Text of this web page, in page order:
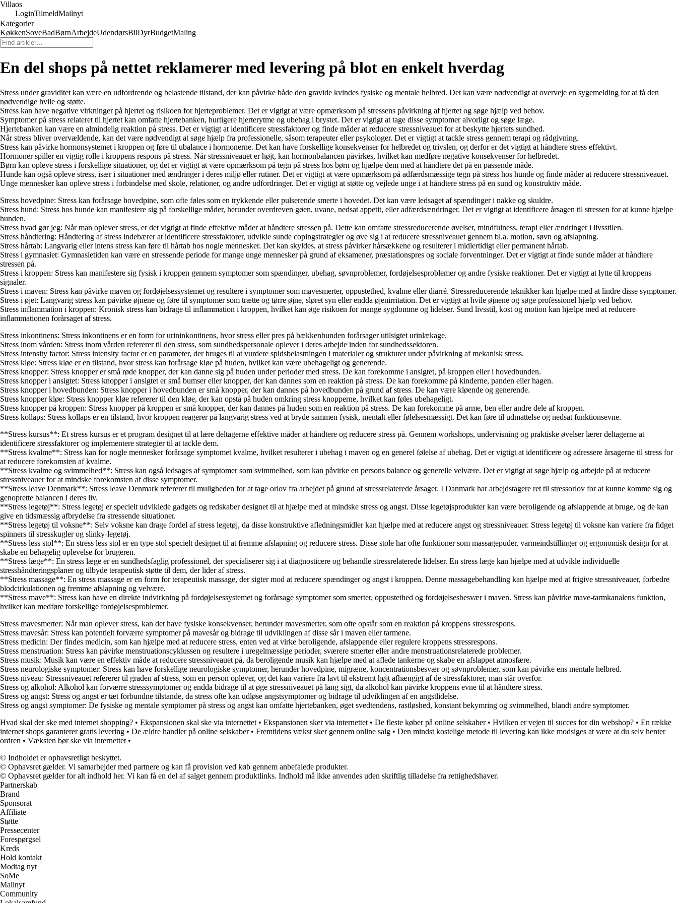
Villaos
LoginTilmeldMailnyt
Kategorier
KøkkenSoveBadBørnArbejdeUdendørsBilDyrBudgetMaling
En del shops på nettet reklamerer med levering på blot en enkelt hverdag
Stress under graviditet kan være en udfordrende og belastende tilstand, der kan påvirke både den gravide kvindes fysiske og mentale helbred. Det kan være nødvendigt at overveje en sygemelding for at få den
nødvendige hvile og støtte.
Stress kan have negative virkninger på hjertet og risikoen for hjerteproblemer. Det er vigtigt at være opmærksom på stressens påvirkning af hjertet og søge hjælp ved behov.
Symptomer på stress relateret til hjertet kan omfatte hjertebanken, hurtigere hjerterytme og ubehag i brystet. Det er vigtigt at tage disse symptomer alvorligt og søge læge.
Hjertebanken kan være en almindelig reaktion på stress. Det er vigtigt at identificere stressfaktorer og finde måder at reducere stressniveauet for at beskytte hjertets sundhed.
Når stress bliver overvældende, kan det være nødvendigt at søge hjælp fra professionelle, såsom terapeuter eller psykologer. Det er vigtigt at tackle stress gennem terapi og rådgivning.
Stress kan påvirke hormonsystemet i kroppen og føre til ubalance i hormonerne. Det kan have forskellige konsekvenser for helbredet og trivslen, og derfor er det vigtigt at håndtere stress effektivt.
Hormoner spiller en vigtig rolle i kroppens respons på stress. Når stressniveauet er højt, kan hormonbalancen påvirkes, hvilket kan medføre negative konsekvenser for helbredet.
Børn kan opleve stress i forskellige situationer, og det er vigtigt at være opmærksom på tegn på stress hos børn og hjælpe dem med at håndtere det på en passende måde.
Hunde kan også opleve stress, især i situationer med ændringer i deres miljø eller rutiner. Det er vigtigt at være opmærksom på adfærdsmæssige tegn på stress hos hunde og finde måder at reducere stressniveauet.
Unge mennesker kan opleve stress i forbindelse med skole, relationer, og andre udfordringer. Det er vigtigt at støtte og vejlede unge i at håndtere stress på en sund og konstruktiv måde.
Stress hovedpine: Stress kan forårsage hovedpine, som ofte føles som en trykkende eller pulserende smerte i hovedet. Det kan være ledsaget af spændinger i nakke og skuldre.
Stress hund: Stress hos hunde kan manifestere sig på forskellige måder, herunder overdreven gøen, uvane, nedsat appetit, eller adfærdsændringer. Det er vigtigt at identificere årsagen til stressen for at kunne hjælpe
hunden.
Stress hvad gør jeg: Når man oplever stress, er det vigtigt at finde effektive måder at håndtere stressen på. Dette kan omfatte stressreducerende øvelser, mindfulness, terapi eller ændringer i livsstilen.
Stress håndtering: Håndtering af stress indebærer at identificere stressfaktorer, udvikle sunde copingstrategier og øve sig i at reducere stressniveauet gennem bl.a. motion, søvn og afslapning.
Stress hårtab: Langvarig eller intens stress kan føre til hårtab hos nogle mennesker. Det kan skyldes, at stress påvirker hårsækkene og resulterer i midlertidigt eller permanent hårtab.
Stress i gymnasiet: Gymnasietiden kan være en stressende periode for mange unge mennesker på grund af eksamener, præstationspres og sociale forventninger. Det er vigtigt at finde sunde måder at håndtere
stressen på.
Stress i kroppen: Stress kan manifestere sig fysisk i kroppen gennem symptomer som spændinger, ubehag, søvnproblemer, fordøjelsesproblemer og andre fysiske reaktioner. Det er vigtigt at lytte til kroppens
signaler.
Stress i maven: Stress kan påvirke maven og fordøjelsessystemet og resultere i symptomer som mavesmerter, oppustethed, kvalme eller diarré. Stressreducerende teknikker kan hjælpe med at lindre disse symptomer.
Stress i øjet: Langvarig stress kan påvirke øjnene og føre til symptomer som trætte og tørre øjne, sløret syn eller endda øjenirritation. Det er vigtigt at hvile øjnene og søge professionel hjælp ved behov.
Stress inflammation i kroppen: Kronisk stress kan bidrage til inflammation i kroppen, hvilket kan øge risikoen for mange sygdomme og lidelser. Sund livsstil, kost og motion kan hjælpe med at reducere
inflammationen forårsaget af stress.
Stress inkontinens: Stress inkontinens er en form for urininkontinens, hvor stress eller pres på bækkenbunden forårsager utilsigtet urinlækage.
Stress inom vården: Stress inom vården refererer til den stress, som sundhedspersonale oplever i deres arbejde inden for sundhedssektoren.
Stress intensity factor: Stress intensity factor er en parameter, der bruges til at vurdere spidsbelastningen i materialer og strukturer under påvirkning af mekanisk stress.
Stress kløe: Stress kløe er en tilstand, hvor stress kan forårsage kløe på huden, hvilket kan være ubehageligt og generende.
Stress knopper: Stress knopper er små røde knopper, der kan danne sig på huden under perioder med stress. De kan forekomme i ansigtet, på kroppen eller i hovedbunden.
Stress knopper i ansigtet: Stress knopper i ansigtet er små bumser eller knopper, der kan dannes som en reaktion på stress. De kan forekomme på kinderne, panden eller hagen.
Stress knopper i hovedbunden: Stress knopper i hovedbunden er små knopper, der kan dannes på hovedbunden på grund af stress. De kan være kløende og generende.
Stress knopper kløe: Stress knopper kløe refererer til den kløe, der kan opstå på huden omkring stress knopperne, hvilket kan føles ubehageligt.
Stress knopper på kroppen: Stress knopper på kroppen er små knopper, der kan dannes på huden som en reaktion på stress. De kan forekomme på arme, ben eller andre dele af kroppen.
Stress kollaps: Stress kollaps er en tilstand, hvor kroppen reagerer på langvarig stress ved at bryde sammen fysisk, mentalt eller følelsesmæssigt. Det kan føre til udmattelse og nedsat funktionsevne.
**Stress kursus**: Et stress kursus er et program designet til at lære deltagerne effektive måder at håndtere og reducere stress på. Gennem workshops, undervisning og praktiske øvelser lærer deltagerne at
identificere stressfaktorer og implementere strategier til at tackle dem.
**Stress kvalme**: Stress kan for nogle mennesker forårsage symptomet kvalme, hvilket resulterer i ubehag i maven og en generel følelse af ubehag. Det er vigtigt at identificere og adressere årsagerne til stress for
at reducere forekomsten af kvalme.
**Stress kvalme og svimmelhed**: Stress kan også ledsages af symptomer som svimmelhed, som kan påvirke en persons balance og generelle velvære. Det er vigtigt at søge hjælp og arbejde på at reducere
stressniveauer for at mindske forekomsten af disse symptomer.
**Stress leave Denmark**: Stress leave Denmark refererer til muligheden for at tage orlov fra arbejdet på grund af stressrelaterede årsager. I Danmark har arbejdstagere ret til stressorlov for at kunne komme sig og
genoprette balancen i deres liv.
**Stress legetøj**: Stress legetøj er specielt udviklede gadgets og redskaber designet til at hjælpe med at mindske stress og angst. Disse legetøjsprodukter kan være beroligende og afslappende at bruge, og de kan
give en tidsmæssig afbrydelse fra stressende situationer.
**Stress legetøj til voksne**: Selv voksne kan drage fordel af stress legetøj, da disse konstruktive afledningsmidler kan hjælpe med at reducere angst og stressniveauer. Stress legetøj til voksne kan variere fra fidget
spinners til stresskugler og slinky-legetøj.
**Stress less stol**: En stress less stol er en type stol specielt designet til at fremme afslapning og reducere stress. Disse stole har ofte funktioner som massagepuder, varmeindstillinger og ergonomisk design for at
skabe en behagelig oplevelse for brugeren.
**Stress læge**: En stress læge er en sundhedsfaglig professionel, der specialiserer sig i at diagnosticere og behandle stressrelaterede lidelser. En stress læge kan hjælpe med at udvikle individuelle
stresshåndteringsplaner og tilbyde terapeutisk støtte til dem, der lider af stress.
**Stress massage**: En stress massage er en form for terapeutisk massage, der sigter mod at reducere spændinger og angst i kroppen. Denne massagebehandling kan hjælpe med at frigive stressniveauer, forbedre
blodcirkulationen og fremme afslapning og velvære.
**Stress mave**: Stress kan have en direkte indvirkning på fordøjelsessystemet og forårsage symptomer som smerter, oppustethed og fordøjelsesbesvær i maven. Stress kan påvirke mave-tarmkanalens funktion,
hvilket kan medføre forskellige fordøjelsesproblemer.
Stress mavesmerter: Når man oplever stress, kan det have fysiske konsekvenser, herunder mavesmerter, som ofte opstår som en reaktion på kroppens stressrespons.
Stress mavesår: Stress kan potentielt forværre symptomer på mavesår og bidrage til udviklingen af ​​disse sår i maven eller tarmene.
Stress medicin: Der findes medicin, som kan hjælpe med at reducere stress, enten ved at virke beroligende, afslappende eller regulere kroppens stressrespons.
Stress menstruation: Stress kan påvirke menstruationscyklussen og resultere i uregelmæssige perioder, sværere smerter eller andre menstruationsrelaterede problemer.
Stress musik: Musik kan være en effektiv måde at reducere stressniveauet på, da beroligende musik kan hjælpe med at aflede tankerne og skabe en afslappet atmosfære.
Stress neurologiske symptomer: Stress kan have forskellige neurologiske symptomer, herunder hovedpine, migræne, koncentrationsbesvær og søvnproblemer, som kan påvirke ens mentale helbred.
Stress niveau: Stressniveauet refererer til graden af stress, som en person oplever, og det kan variere fra lavt til ekstremt højt afhængigt af de stressfaktorer, man står overfor.
Stress og alkohol: Alkohol kan forværre stresssymptomer og endda bidrage til at øge stressniveauet på lang sigt, da alkohol kan påvirke kroppens evne til at håndtere stress.
Stress og angst: Stress og angst er tæt forbundne tilstande, da stress ofte kan udløse angstsymptomer og bidrage til udviklingen af en angstlidelse.
Stress og angst symptomer: De fysiske og mentale symptomer på stress og angst kan omfatte hjertebanken, øget svedtendens, rastløshed, konstant bekymring og svimmelhed, blandt andre symptomer.
Hvad skal der ske med internet shopping? • Ekspansionen skal ske via internettet • Ekspansionen sker via internettet • De fleste køber på online selskaber• Hvilken er vejen til succes for din webshop? • En række
internet shops garanterer gratis levering • De ældre handler på online selskaber• Fremtidens vækst sker gennem online salg • Den mindst kostelige metode til levering kan ikke modsiges at være at du selv henter
ordren • Væksten bør ske via internettet •
© Indholdet er ophavsretligt beskyttet.
© Ophavsret gælder. Vi samarbejder med partnere og kan få provision ved køb gennem anbefalede produkter.
© Ophavsret gælder for alt indhold her. Vi kan få en del af salget gennem produktlinks. Indhold må ikke anvendes uden skriftlig tilladelse fra rettighedshaver.
Partnerskab
Brand
Sponsorat
Affiliate
Støtte
Pressecenter
Forespørgsel
Kreds
Hold kontakt
Modtag nyt
SoMe
Mailnyt
Community